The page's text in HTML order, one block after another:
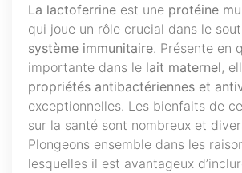
La lactoferrine est une protéine
qui joue un rôle crucial dans le
système immunitaire. Présente en
importante dans le lait maternel,
propriétés antibactériennes et
exceptionnelles. Les bienfaits de
sur la santé sont nombreux et
Plongeons ensemble dans les
lesquelles il est avantageux